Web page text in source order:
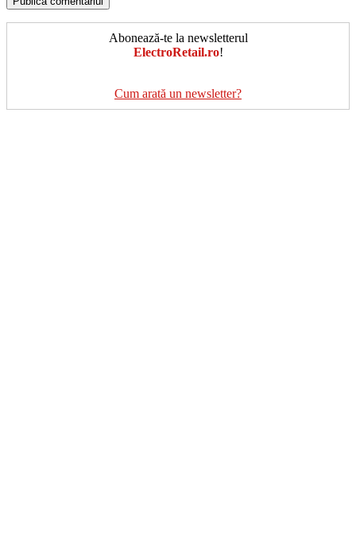
Abonează-te la newsletterul
ElectroRetail.ro!
Cum arată un newsletter?